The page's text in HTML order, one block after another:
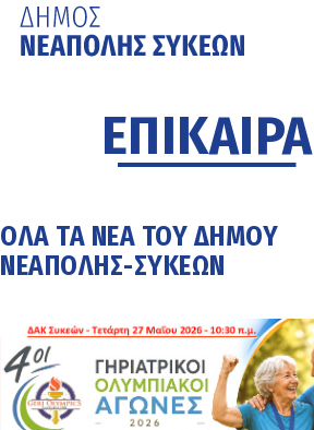
περιεχόμενοΕΠΙΚΑΙΡΑ
ΌΛΑ ΤΑ ΝΈΑ ΤΟΥ ΔΉΜΟΥ
ΝΕΆΠΟΛΗΣ-ΣΥΚΕΏΝ